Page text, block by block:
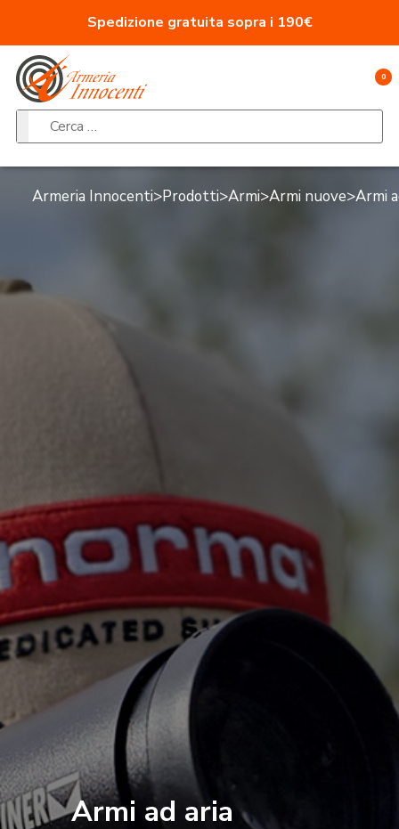
Spedizione gratuita sopra i 190€
0
Ricerca per:
Armeria Innocenti>Prodotti>Armi>Armi nuove>Armi
Armi ad aria